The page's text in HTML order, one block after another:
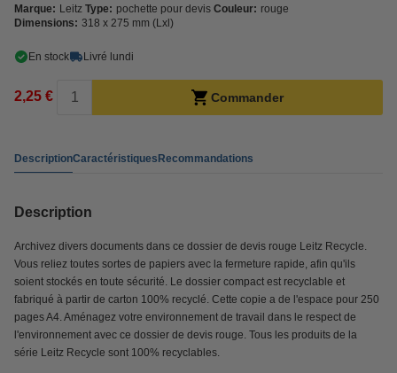
Marque: Leitz Type: pochette pour devis Couleur: rouge
Dimensions: 318 x 275 mm (Lxl)
En stock Livré lundi
2,25 € Commander
DescriptionCaractéristiquesRecommandations
Description
Archivez divers documents dans ce dossier de devis rouge Leitz Recycle.
Vous reliez toutes sortes de papiers avec la fermeture rapide, afin qu'ils
soient stockés en toute sécurité. Le dossier compact est recyclable et
fabriqué à partir de carton 100% recyclé. Cette copie a de l'espace pour 250
pages A4. Aménagez votre environnement de travail dans le respect de
l'environnement avec ce dossier de devis rouge. Tous les produits de la
série Leitz Recycle sont 100% recyclables.